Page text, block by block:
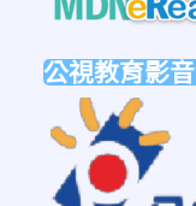
公視教育影音